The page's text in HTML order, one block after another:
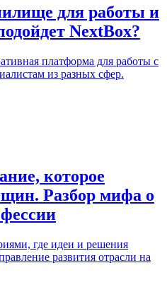
для работы и
NextBox?
платформа для работы с
из разных сфер.
которое
Разбор мифа о
где идеи и решения
развития отрасли на